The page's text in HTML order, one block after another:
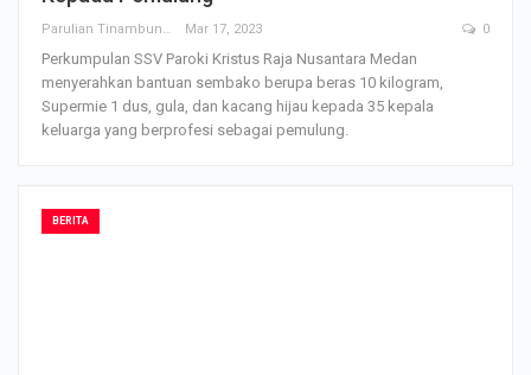
Parulian Tinambunan Mar 17, 2023 0
Perkumpulan SSV Paroki Kristus Raja Nusantara Medan
menyerahkan bantuan sembako berupa beras 10 kilogram,
Supermie 1 dus, gula, dan kacang hijau kepada 35 kepala
keluarga yang berprofesi sebagai pemulung.
BERITA